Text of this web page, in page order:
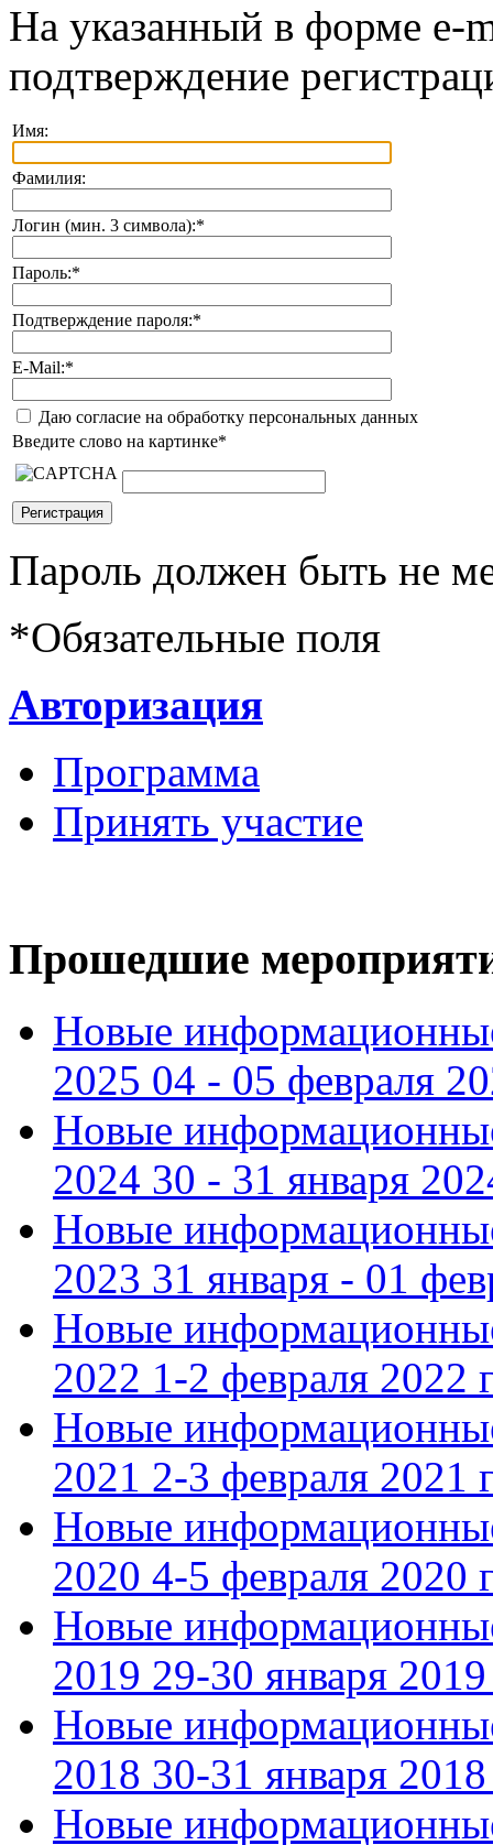
На указанный в форме e-
подтверждение
Имя:
Фамилия:
Логин (мин. 3 символа):*
Пароль:*
Подтверждение пароля:*
E-Mail:*
Даю согласие на обработку персональных данных
Введите слово на картинке*
Пароль должен быть не
*Обязательные поля
Авторизация
Программа
Принять участие
Прошедшие
Новые
2025 04 - 05 февраля
Новые
2024 30 - 31 января
Новые
2023 31 января - 01
Новые
2022 1-2 февраля 2022
Новые
2021 2-3 февраля 2021
Новые
2020 4-5 февраля 2020
Новые
2019 29-30 января 2019
Новые
2018 30-31 января 2018
Новые